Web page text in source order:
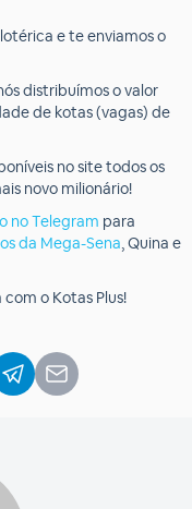
e te enviamos o
distribuímos o valor
de kotas (vagas) de
no site todos os
novo milionário!
no Telegram para
da Mega-Sena, Quina e
o Kotas Plus!